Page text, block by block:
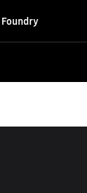
Foundry